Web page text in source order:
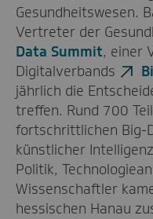
Gesundheitswesen.
Vertreter der
Data Summit, einer
Digitalverbands
jährlich die
treffen. Rund 700
fortschrittlichen Big-
künstlicher
Politik,
Wissenschaftler
hessischen Hanau